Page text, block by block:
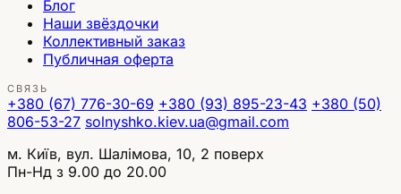
Блог
Наши звёздочки
Коллективный заказ
Публичная оферта
СВЯЗЬ
+380 (67) 776-30-69 +380 (93) 895-23-43 +380 (50)
806-53-27 solnyshko.kiev.ua@gmail.com
м. Київ, вул. Шалімова, 10, 2 поверх
Пн-Нд з 9.00 до 20.00